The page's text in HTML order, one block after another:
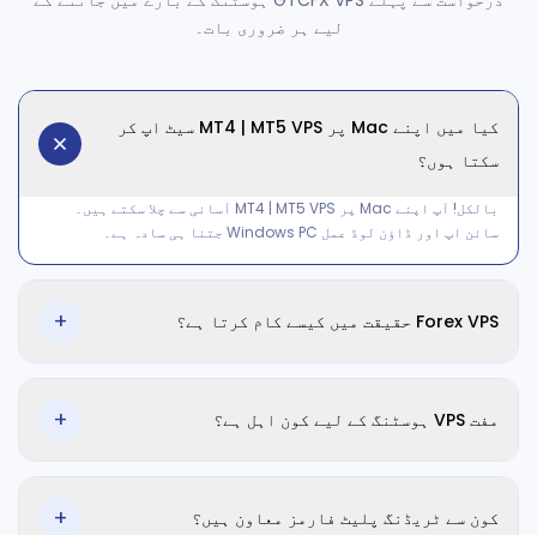
لیے ہر ضروری بات۔
کیا میں اپنے Mac پر MT4 | MT5 VPS سیٹ اپ کر
سکتا ہوں؟
بالکل! آپ اپنے Mac پر MT4 | MT5 VPS آسانی سے چلا سکتے ہیں۔
سائن اپ اور ڈاؤن لوڈ عمل Windows PC جتنا ہی سادہ ہے۔
Forex VPS حقیقت میں کیسے کام کرتا ہے؟ +
اور مستحکم ماحول فراہم کرتا ہے۔
مفت VPS ہوسٹنگ کے لیے کون اہل ہے؟ +
تصدیق کے لیے ہماری ٹیم سے رابطہ کریں۔
کون سے ٹریڈنگ پلیٹ فارمز معاون ہیں؟ +